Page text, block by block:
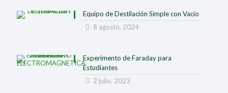
Equipo de Destilación Simple con Vacío
8 agosto, 2024
Experimento de Faraday para
Estudiantes
2 julio, 2023